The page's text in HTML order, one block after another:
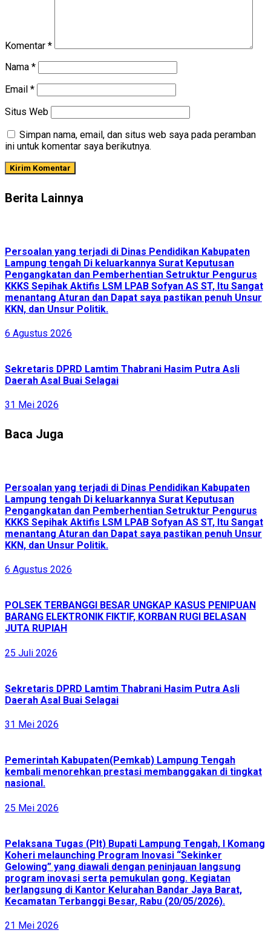
Komentar *
Nama *
Email *
Situs Web
Simpan nama, email, dan situs web saya pada peramban
ini untuk komentar saya berikutnya.
Berita Lainnya
Persoalan yang terjadi di Dinas Pendidikan Kabupaten
Lampung tengah Di keluarkannya Surat Keputusan
Pengangkatan dan Pemberhentian Setruktur Pengurus
KKKS Sepihak Aktifis LSM LPAB Sofyan AS ST, Itu Sangat
menantang Aturan dan Dapat saya pastikan penuh Unsur
KKN, dan Unsur Politik.
6 Agustus 2026
Sekretaris DPRD Lamtim Thabrani Hasim Putra Asli
Daerah Asal Buai Selagai
31 Mei 2026
Baca Juga
Persoalan yang terjadi di Dinas Pendidikan Kabupaten
Lampung tengah Di keluarkannya Surat Keputusan
Pengangkatan dan Pemberhentian Setruktur Pengurus
KKKS Sepihak Aktifis LSM LPAB Sofyan AS ST, Itu Sangat
menantang Aturan dan Dapat saya pastikan penuh Unsur
KKN, dan Unsur Politik.
6 Agustus 2026
POLSEK TERBANGGI BESAR UNGKAP KASUS PENIPUAN
BARANG ELEKTRONIK FIKTIF, KORBAN RUGI BELASAN
JUTA RUPIAH
25 Juli 2026
Sekretaris DPRD Lamtim Thabrani Hasim Putra Asli
Daerah Asal Buai Selagai
31 Mei 2026
Pemerintah Kabupaten(Pemkab) Lampung Tengah
kembali menorehkan prestasi membanggakan di tingkat
nasional.
25 Mei 2026
Pelaksana Tugas (Plt) Bupati Lampung Tengah, I Komang
Koheri melaunching Program Inovasi “Sekinker
Gelowing” yang diawali dengan peninjauan langsung
program inovasi serta pemukulan gong. Kegiatan
berlangsung di Kantor Kelurahan Bandar Jaya Barat,
Kecamatan Terbanggi Besar, Rabu (20/05/2026).
21 Mei 2026